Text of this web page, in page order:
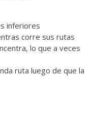
inferiores
corre sus rutas
lo que a veces
ruta luego de que la